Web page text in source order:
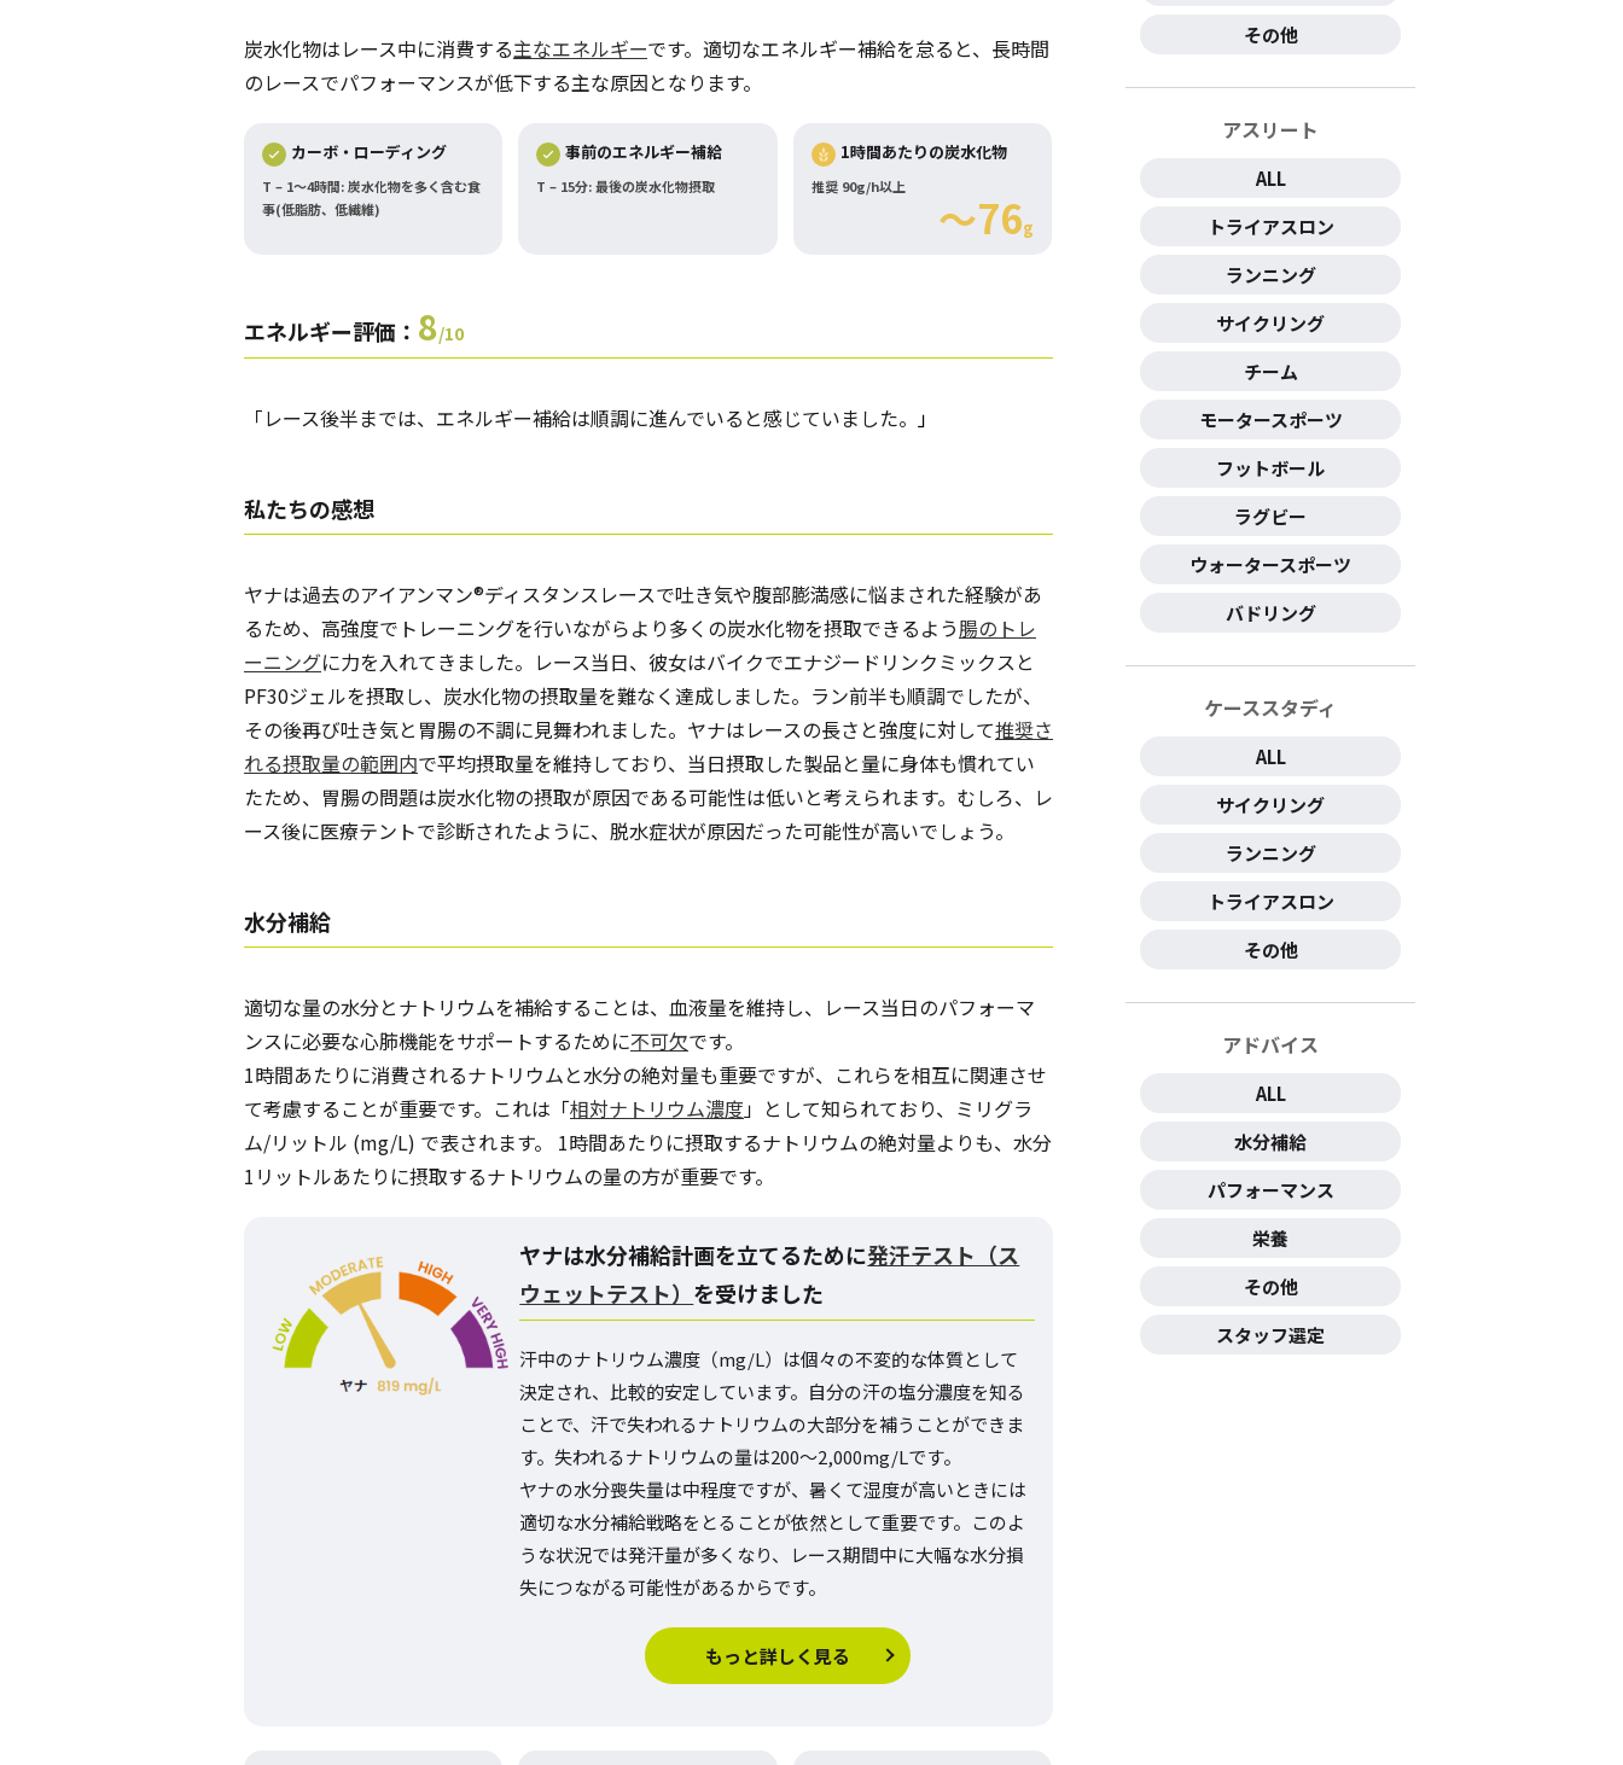
炭水化物はレース中に消費する主なエネルギーです。適切なエネルギー補給を怠ると、長時間
のレースでパフォーマンスが低下する主な原因となります。
カーボ・ローディング
T – 1～4時間: 炭水化物を多く含む食
事(低脂肪、低繊維)
事前のエネルギー補給
T – 15分: 最後の炭水化物摂取
1時間あたりの炭水化物
推奨 90g/h以上
～76g
エネルギー評価： 8/10
「レース後半までは、エネルギー補給は順調に進んでいると感じていました。 」
私たちの感想
ヤナは過去のアイアンマン®ディスタンスレースで吐き気や腹部膨満感に悩まされた経験があ
るため、高強度でトレーニングを行いながらより多くの炭水化物を摂取できるよう腸のトレ
ーニングに力を入れてきました。レース当日、彼女はバイクでエナジードリンクミックスと
PF30ジェルを摂取し、炭水化物の摂取量を難なく達成しました。ラン前半も順調でしたが、
その後再び吐き気と胃腸の不調に見舞われました。ヤナはレースの長さと強度に対して推奨さ
れる摂取量の範囲内で平均摂取量を維持しており、当日摂取した製品と量に身体も慣れてい
たため、胃腸の問題は炭水化物の摂取が原因である可能性は低いと考えられます。むしろ、レ
ース後に医療テントで診断されたように、脱水症状が原因だった可能性が高いでしょう。
水分補給
適切な量の水分とナトリウムを補給することは、血液量を維持し、レース当日のパフォーマ
ンスに必要な心肺機能をサポートするために不可欠です。
1時間あたりに消費されるナトリウムと水分の絶対量も重要ですが、これらを相互に関連させ
て考慮することが重要です。これは「相対ナトリウム濃度」として知られており、ミリグラ
ム/リットル (mg/L) で表されます。 1時間あたりに摂取するナトリウムの絶対量よりも、水分
1リットルあたりに摂取するナトリウムの量の方が重要です。
ヤナは水分補給計画を立てるために発汗テスト（ス
ウェットテスト） を受けました
汗中のナトリウム濃度（mg/L）は個々の不変的な体質として
決定され、比較的安定しています。自分の汗の塩分濃度を知る
ことで、汗で失われるナトリウムの大部分を補うことができま
す。失われるナトリウムの量は200～2,000mg/Lです。
ヤナの水分喪失量は中程度ですが、暑くて湿度が高いときには
適切な水分補給戦略をとることが依然として重要です。このよ
うな状況では発汗量が多くなり、レース期間中に大幅な水分損
失につながる可能性があるからです。
もっと詳しく見る
その他
アスリート
ALL
トライアスロン
ランニング
サイクリング
チーム
モータースポーツ
フットボール
ラグビー
ウォータースポーツ
バドリング
ケーススタディ
ALL
サイクリング
ランニング
トライアスロン
その他
アドバイス
ALL
水分補給
パフォーマンス
栄養
その他
スタッフ選定